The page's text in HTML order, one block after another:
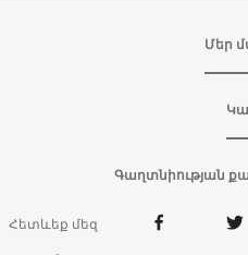
Մեր
Գաղտնիության
Հետևեք մեզ